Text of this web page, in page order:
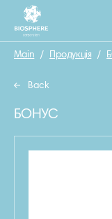
Main / Продукція /
Back
БОНУС